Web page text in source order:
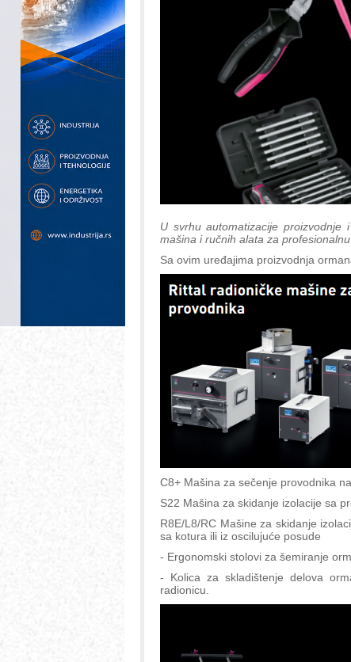
U svrhu automatizacije
mašina i ručnih alata za
Sa ovim uređajima proizvodnja
C8+ Mašina za sečenje provodnika
S22 Mašina za skidanje izolacije sa
R8E/L8/RC Mašine za skidanje
sa kotura ili iz oscilujuće posude
- Ergonomski stolovi za šemiranje
- Kolica za skladištenje delova
radionicu.